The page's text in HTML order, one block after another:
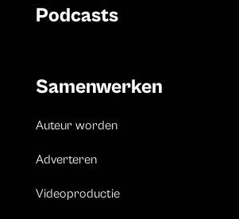
Podcasts
Samenwerken
Auteur worden
Adverteren
Videoproductie